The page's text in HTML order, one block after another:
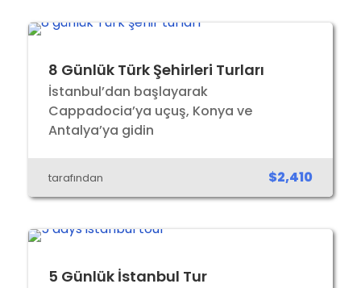
8 Günlük Türk Şehirleri Turları
İstanbul’dan başlayarak
Cappadocia’ya uçuş, Konya ve
Antalya’ya gidin
tarafından $2,410
5 Günlük İstanbul Tur